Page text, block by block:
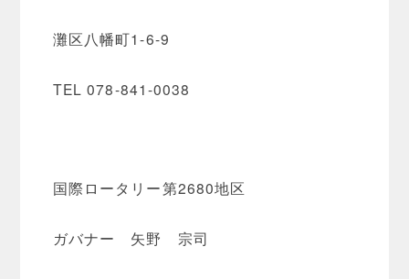
灘区八幡町1-6-9
TEL 078-841-0038
国際ロータリー第2680地区
ガバナー 矢野 宗司